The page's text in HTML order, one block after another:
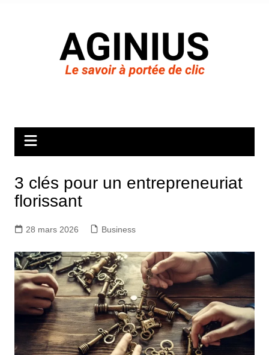
3 clés pour un entrepreneuriat
florissant
28 mars 2026 Business